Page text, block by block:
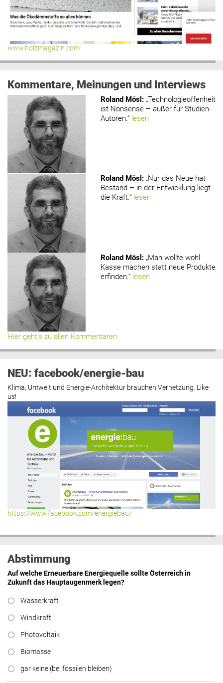
www.holzmagazin.com
Kommentare, Meinungen und Interviews
Roland Mösl : „Technologieoffenheit
ist Nonsense – außer für Studien-
Autoren.“ lesen
Roland Mösl : „Nur das Neue hat
Bestand – in der Entwicklung liegt
die Kraft.“ lesen
Roland Mösl : „Man wollte wohl
Kasse machen statt neue Produkte
erfinden.“ lesen
Hier geht’s zu allen Kommentaren
NEU: facebook/energie-bau
Klima, Umwelt und Energie-Architektur brauchen Vernetzung. Like
us!
https://www.facebook.com/energiebau/
Abstimmung
Auf welche Erneuerbare Energiequelle sollte Österreich in
Zukunft das Hauptaugenmerk legen?
Wasserkraft
Windkraft
Photovoltaik
Biomasse
gar keine (bei fossilen bleiben)